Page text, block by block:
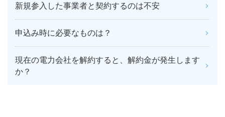
新規参入した事業者と契約するのは不安
申込み時に必要なものは？
現在の電力会社を解約すると、解約金が発生します
か？